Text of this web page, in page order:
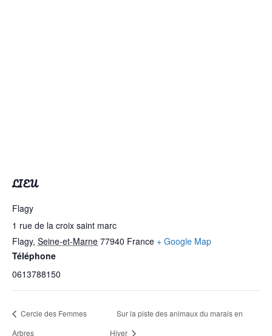
LIEU
Flagy
1 rue de la croix saint marc
Flagy, Seine-et-Marne 77940 France + Google Map
Téléphone
0613788150
Cercle des Femmes
Arbres
Sur la piste des animaux du marais en
Hiver